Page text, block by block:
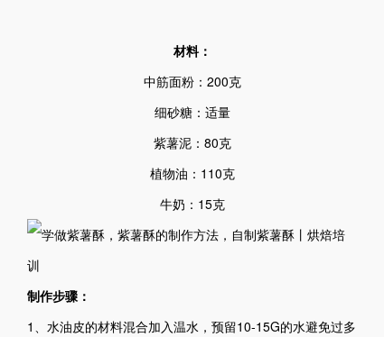
材料：
中筋面粉：200克
细砂糖：适量
紫薯泥：80克
植物油：110克
牛奶：15克
制作步骤：
1、水油皮的材料混合加入温水，预留10-15G的水避免过多